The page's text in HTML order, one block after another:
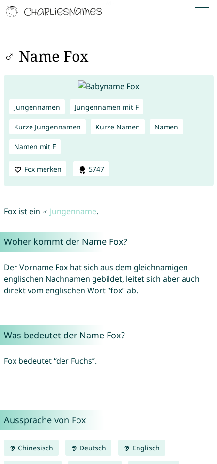
♂ Name Fox
Jungennamen Jungennamen mit F
Kurze Jungennamen Kurze Namen Namen
Namen mit F
Fox merken 5747
Fox ist ein ♂ Jungenname.
Woher kommt der Name Fox?
Der Vorname Fox hat sich aus dem gleichnamigen
englischen Nachnamen gebildet, leitet sich aber auch
direkt vom englischen Wort “fox” ab.
Was bedeutet der Name Fox?
Fox bedeutet “der Fuchs”.
Aussprache von Fox
Chinesisch Deutsch Englisch